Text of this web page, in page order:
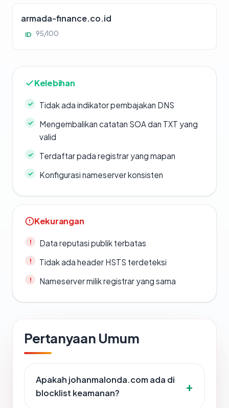
armada-finance.co.id
ID 95/100
Kelebihan
Tidak ada indikator pembajakan DNS
Mengembalikan catatan SOA dan TXT yang
valid
Terdaftar pada registrar yang mapan
Konfigurasi nameserver konsisten
Kekurangan
Data reputasi publik terbatas
Tidak ada header HSTS terdeteksi
Nameserver milik registrar yang sama
Pertanyaan Umum
Apakah johanmalonda.com ada di
blocklist keamanan?